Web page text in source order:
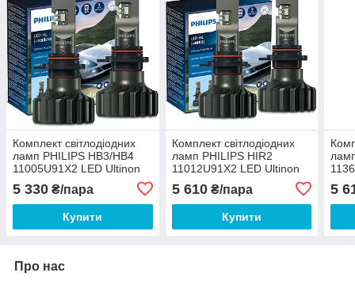
Комплект світлодіодних
ламп PHILIPS HB3/HB4
11005U91X2 LED Ultinon
5 330 ₴/пара
Купити
Комплект світлодіодних
ламп PHILIPS HIR2
11012U91X2 LED Ultinon
5 610₴/пара
Купити
ПТФ
5
Про нас